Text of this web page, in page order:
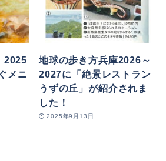
2025
メニ
地球の歩き方兵庫2026～
2027に「絶景レストラン
うずの丘」が紹介されま
した！
2025年9月13日